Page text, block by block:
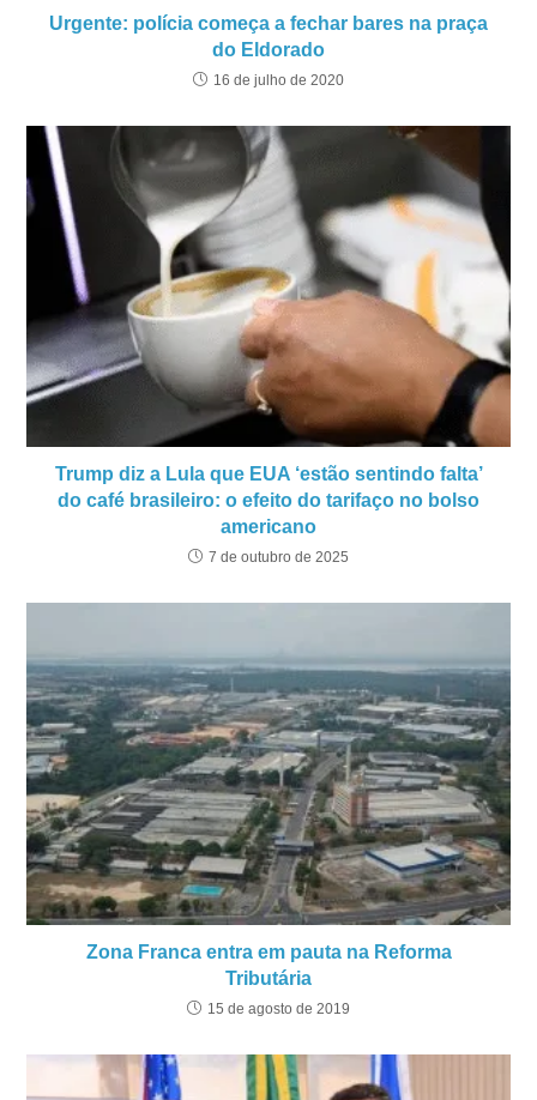
Urgente: polícia começa a fechar bares na praça
do Eldorado
16 de julho de 2020
Trump diz a Lula que EUA ‘estão sentindo falta’
do café brasileiro: o efeito do tarifaço no bolso
americano
7 de outubro de 2025
Zona Franca entra em pauta na Reforma
Tributária
15 de agosto de 2019